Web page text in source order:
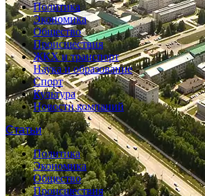
Политика
Экономика
Общество
Происшествия
ЖКХ и транспорт
Наука и образование
Спорт
Культура
Новости компаний
Статьи
Политика
Экономика
Общество
Происшествия